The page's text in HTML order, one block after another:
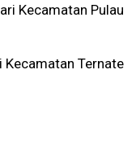
Kecamatan Pulau
Kecamatan Ternate